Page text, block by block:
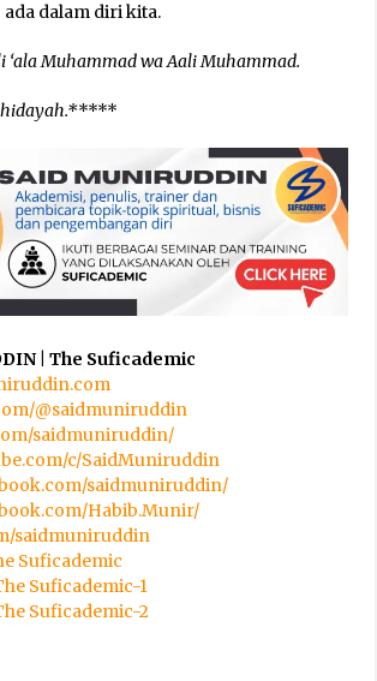
dalam diri kita.
Muhammad wa Aali Muhammad.
****
| The Suficademic
@saidmuniruddin
saidmuniruddin/
c/SaidMuniruddin
saidmuniruddin/
Habib.Munir/
saidmuniruddin
Suficademic
Suficademic-1
Suficademic-2